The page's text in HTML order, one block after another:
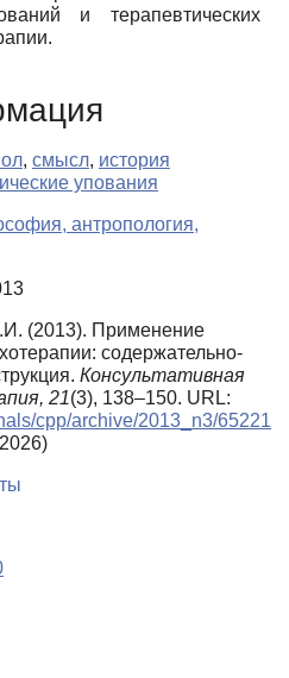
и терапевтических
, смысл, история
упования
антропология,
(2013). Применение
содержательно-
Консультативная
21(3), 138–150. URL:
cpp/archive/2013_n3/65221